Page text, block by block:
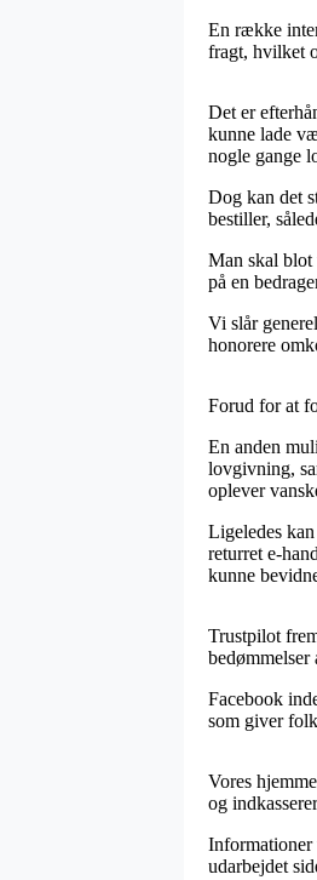
En række
fragt, hvilket
Det er
kunne lade
nogle gange
Dog kan det
bestiller,
Man skal blot
på en
Vi slår
honorere
Forud for at
En anden
lovgivning,
oplever
Ligeledes
returret e-
kunne
Trustpilot
Facebook
som giver
Vores
og
Informationer
udarbejdet